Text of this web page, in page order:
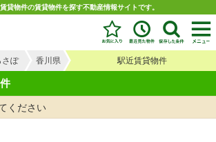
貸物件の賃貸物件を探す不動産情報サイトです。
さぽ 香川県 駅近賃貸物件
ください